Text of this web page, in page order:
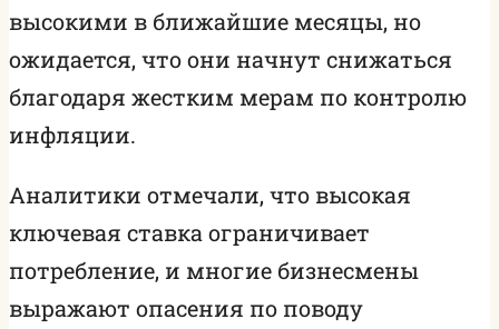
высокими в ближайшие месяцы, но
ожидается, что они начнут снижаться
благодаря жестким мерам по контролю
инфляции.
Аналитики отмечали, что высокая
ключевая ставка ограничивает
потребление, и многие бизнесмены
выражают опасения по поводу